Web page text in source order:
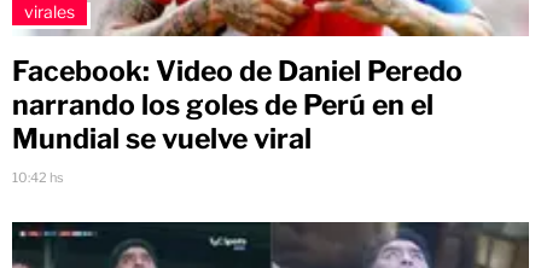
virales
Facebook: Video de Daniel Peredo
narrando los goles de Perú en el
Mundial se vuelve viral
10:42 hs